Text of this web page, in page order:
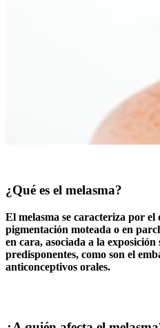
¿Qué es el melasma?
El melasma se caracteriza por el
pigmentación moteada o en
en cara, asociada a la
predisponentes, como son el
anticonceptivos orales.